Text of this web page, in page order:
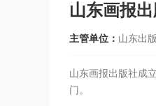
山东画报
主管单位： 山东出
山东画报出版社成
门。